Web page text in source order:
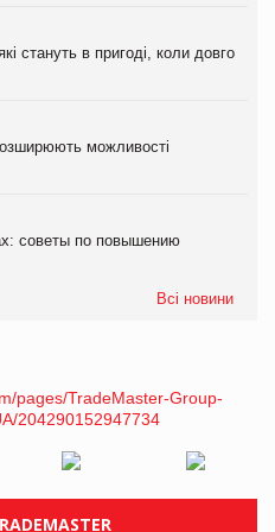
стануть в пригоді, коли довго
можливості
советы по повышению
Всі новини